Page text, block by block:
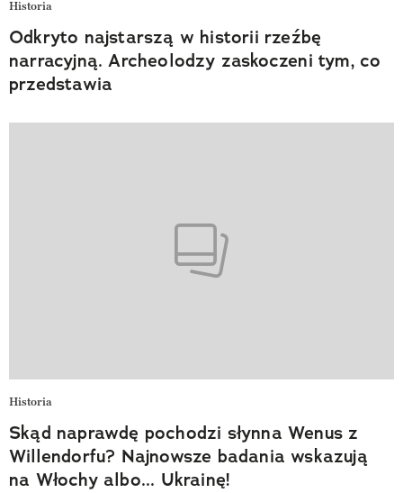
Historia
Odkryto najstarszą w historii rzeźbę
narracyjną. Archeolodzy zaskoczeni tym, co
przedstawia
Historia
Skąd naprawdę pochodzi słynna Wenus z
Willendorfu? Najnowsze badania wskazują
na Włochy albo... Ukrainę!